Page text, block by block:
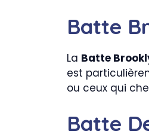
Batte
La Batte
est
ou ceux qui
Batte